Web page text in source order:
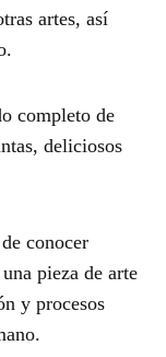
artes, así
completo de
deliciosos
conocer
pieza de arte
y procesos